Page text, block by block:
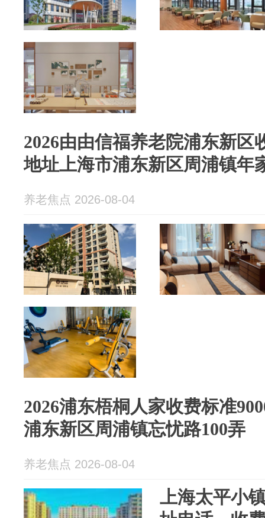
2026由由信福养老院浦东新区
地址上海市浦东新区周浦镇年
养老焦点 2026-08-04
2026浦东梧桐人家收费标准
浦东新区周浦镇忘忧路100弄
养老焦点 2026-08-04
上海太平小